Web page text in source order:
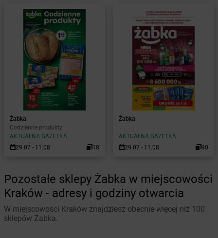
Żabka
Codzienne produkty
AKTUALNA GAZETKA
29.07 - 11.08
18
Żabka
AKTUALNA GAZETKA
29.07 - 11.08
90
Pozostałe sklepy Żabka w miejscowości
Kraków - adresy i godziny otwarcia
W miejscowości Kraków znajdziesz obecnie więcej niż 100
sklepów Żabka.